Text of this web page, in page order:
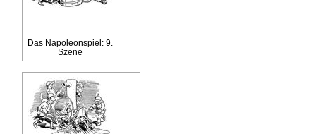
Das Napoleonspiel: 9.
Szene